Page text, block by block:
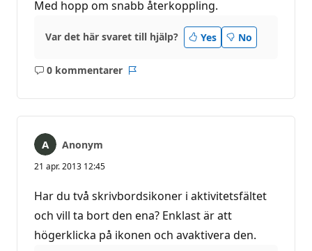
Med hopp om snabb återkoppling.
Var det här svaret till hjälp? Yes No
0 kommentarer
Inga
Anonym
21 apr. 2013 12:45
Har du två skrivbordsikoner i aktivitetsfältet
och vill ta bort den ena? Enklast är att
högerklicka på ikonen och avaktivera den.